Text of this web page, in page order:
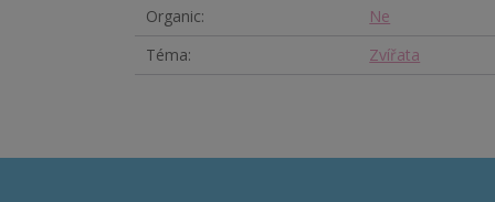
Organic
Ne
Téma
Zvířata